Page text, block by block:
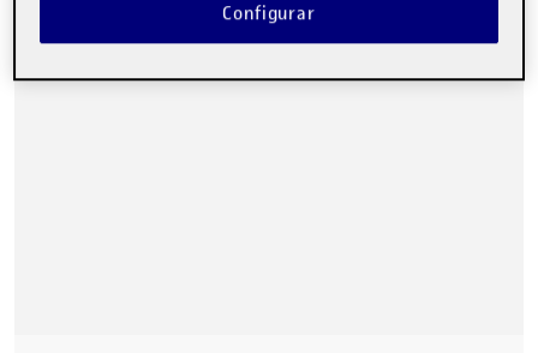
Fecha de publicación22 noviembre, 2022 8:14 pm
Configurar